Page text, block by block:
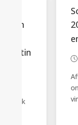
Schrijf
2025 in
en 15
27 nov
Affaire